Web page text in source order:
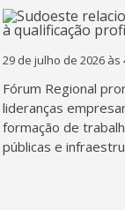
29 de julho de 2026 às
Fórum Regional
lideranças
formação de
públicas e